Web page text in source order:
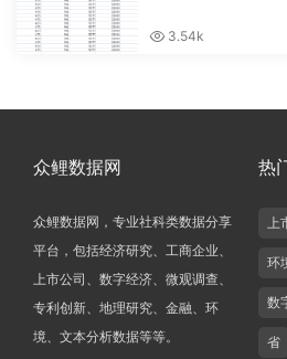
3.54k
众鲤数据网
众鲤数据网，专业社科类数据分享
平台，包括经济研究、工商企业、
上市公司、数字经济、微观调查、
专利创新、地理研究、金融、环
境、文本分析数据等等。
热
上
环
数
省